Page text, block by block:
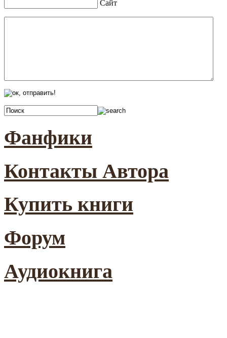
Сайт
Фанфики
Контакты Автора
Купить книги
Форум
Аудиокнига